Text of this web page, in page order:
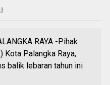
RAYA -Pihak
Kota Palangka Raya,
balik lebaran tahun ini